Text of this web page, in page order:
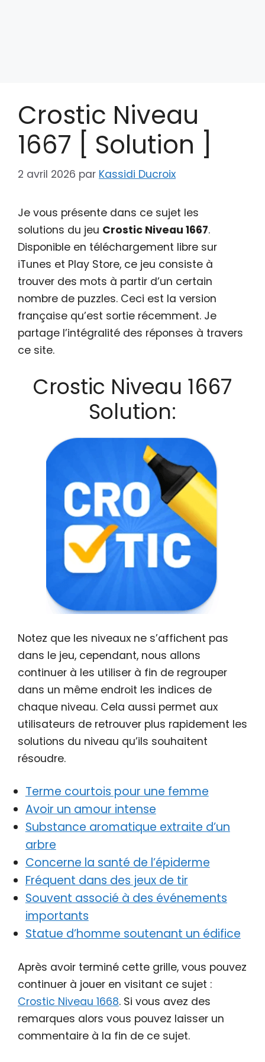
Crostic Niveau
1667 [ Solution ]
2 avril 2026 par Kassidi Ducroix
Je vous présente dans ce sujet les
solutions du jeu Crostic Niveau 1667.
Disponible en téléchargement libre sur
iTunes et Play Store, ce jeu consiste à
trouver des mots à partir d’un certain
nombre de puzzles. Ceci est la version
française qu’est sortie récemment. Je
partage l’intégralité des réponses à travers
ce site.
Crostic Niveau 1667
Solution:
Notez que les niveaux ne s’affichent pas
dans le jeu, cependant, nous allons
continuer à les utiliser à fin de regrouper
dans un même endroit les indices de
chaque niveau. Cela aussi permet aux
utilisateurs de retrouver plus rapidement les
solutions du niveau qu’ils souhaitent
résoudre.
Terme courtois pour une femme
Avoir un amour intense
Substance aromatique extraite d’un
arbre
Concerne la santé de l’épiderme
Fréquent dans des jeux de tir
Souvent associé à des événements
importants
Statue d’homme soutenant un édifice
Après avoir terminé cette grille, vous pouvez
continuer à jouer en visitant ce sujet :
Crostic Niveau 1668. Si vous avez des
remarques alors vous pouvez laisser un
commentaire à la fin de ce sujet.